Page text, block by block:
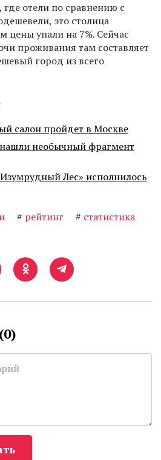
отели по сравнению с
это столица
цены упали на 7%. Сейчас
проживания там составляет
город из всего
салон пройдет в Москве
необычный фрагмент
Лес» исполнилось
# рейтинг # статистика
0)